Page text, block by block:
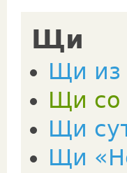
Щи
Щи из
Щи со
Щи
Щи